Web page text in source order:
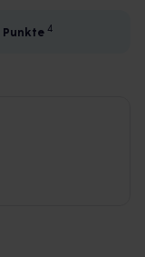
Punkte 4